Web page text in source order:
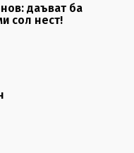
даъват ба
сол нест!